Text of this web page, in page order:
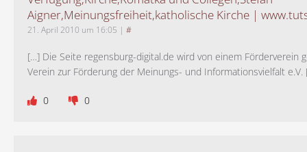
Aigner,Meinungsfreiheit,katholische Kirche |
21. April 2010 um 16:05 | #
[…] Die Seite regensburg-digital.de wird von einem Förderverein
Verein zur Förderung der Meinungs- und Informationsvielfalt e.V.
0 0